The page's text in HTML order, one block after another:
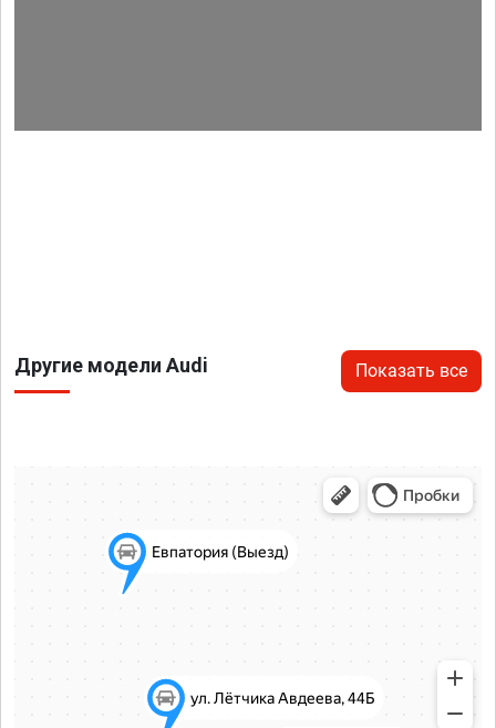
Другие модели Audi Показать все